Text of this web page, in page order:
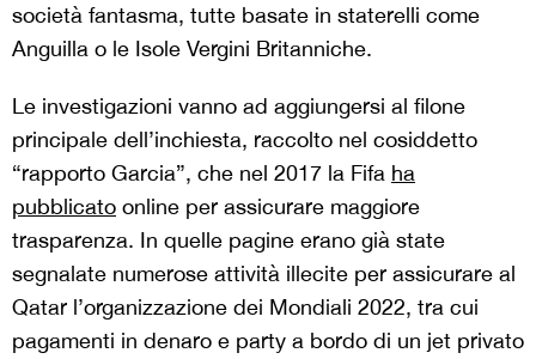
società fantasma, tutte basate in staterelli come
Anguilla o le Isole Vergini Britanniche.
Le investigazioni vanno ad aggiungersi al filone
principale dell’inchiesta, raccolto nel cosiddetto
“rapporto Garcia”, che nel 2017 la Fifa ha
pubblicato online per assicurare maggiore
trasparenza. In quelle pagine erano già state
segnalate numerose attività illecite per assicurare al
Qatar l’organizzazione dei Mondiali 2022, tra cui
pagamenti in denaro e party a bordo di un jet privato